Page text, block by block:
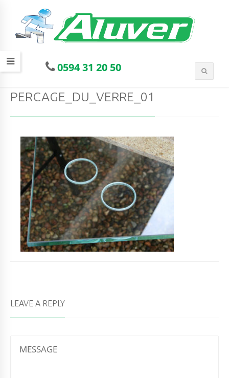
0594 31 20 50
PERCAGE_DU_VERRE_01
LEAVE A REPLY